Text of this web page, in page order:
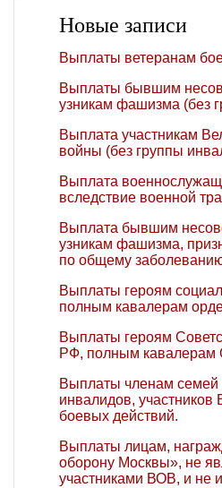
Новые записи
Выплаты ветеранам
Выплаты бывшим
узникам фашизма (без
Выплата участникам
войны (без группы
Выплата
вследствие военной
Выплата бывшим
узникам фашизма,
по общему
Выплаты героям
полным кавалерам
Выплаты героям
РФ, полным кавалерам
Выплаты членам
инвалидов, участников
боевых действий.
Выплаты лицам,
оборону Москвы», не
участниками ВОВ, и не